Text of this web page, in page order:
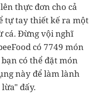
thực đơn cho cả
tự tay thiết kế ra một
cá. Đừng vội nghĩ
có 7749 món
có thể đặt món
này để làm lành
đấy.